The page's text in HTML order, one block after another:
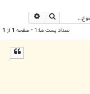
جستجو
تعداد پست ها:1 • صفحه 1 از 1